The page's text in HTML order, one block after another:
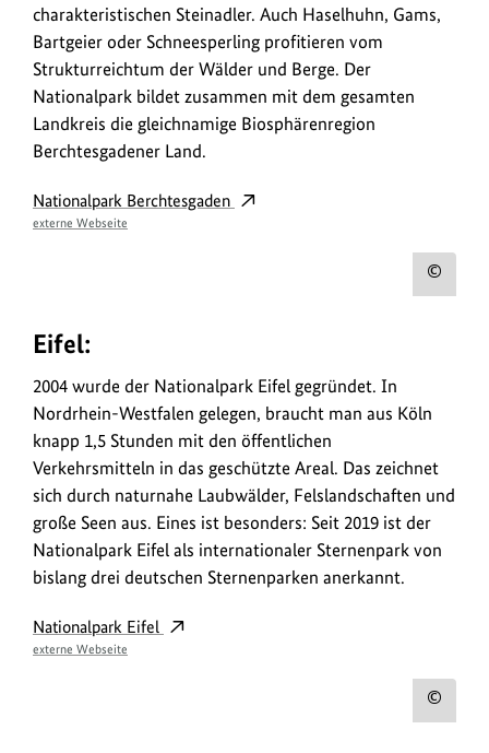
charakteristischen Steinadler. Auch Haselhuhn, Gams,
Bartgeier oder Schneesperling profitieren vom
Strukturreichtum der Wälder und Berge. Der
Nationalpark bildet zusammen mit dem gesamten
Landkreis die gleichnamige Biosphärenregion
Berchtesgadener Land.
Nationalpark Berchtesgaden
externe Webseite
Eifel:
2004 wurde der Nationalpark Eifel gegründet. In
Nordrhein-Westfalen gelegen, braucht man aus Köln
knapp 1,5 Stunden mit den öffentlichen
Verkehrsmitteln in das geschützte Areal. Das zeichnet
sich durch naturnahe Laubwälder, Felslandschaften und
große Seen aus. Eines ist besonders: Seit 2019 ist der
Nationalpark Eifel als internationaler Sternenpark von
bislang drei deutschen Sternenparken anerkannt.
Nationalpark Eifel
externe Webseite